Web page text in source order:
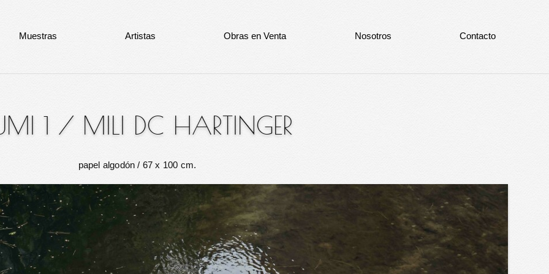
Muestras Artistas Obras en Venta Nosotros Contacto
1 / MILI DC HARTINGER
papel algodón / 67 x 100 cm.